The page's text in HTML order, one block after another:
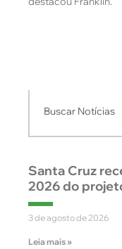
Santa Cruz
2026 do
3 de agosto de 2026
Leia mais »